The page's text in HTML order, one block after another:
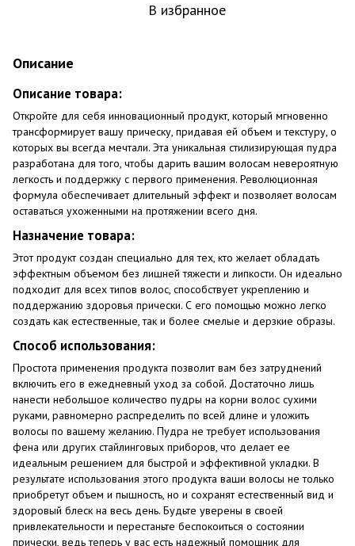
В избранное
Описание
Описание товара:
Откройте для себя инновационный продукт, который мгновенно
трансформирует вашу прическу, придавая ей объем и текстуру, о
которых вы всегда мечтали. Эта уникальная стилизирующая пудра
разработана для того, чтобы дарить вашим волосам невероятную
легкость и поддержку с первого применения. Революционная
формула обеспечивает длительный эффект и позволяет волосам
оставаться ухоженными на протяжении всего дня.
Назначение товара:
Этот продукт создан специально для тех, кто желает обладать
эффектным объемом без лишней тяжести и липкости. Он идеально
подходит для всех типов волос, способствует укреплению и
поддержанию здоровья прически. С его помощью можно легко
создать как естественные, так и более смелые и дерзкие образы.
Способ использования:
Простота применения продукта позволит вам без затруднений
включить его в ежедневный уход за собой. Достаточно лишь
нанести небольшое количество пудры на корни волос сухими
руками, равномерно распределить по всей длине и уложить
волосы по вашему желанию. Пудра не требует использования
фена или других стайлинговых приборов, что делает ее
идеальным решением для быстрой и эффективной укладки. В
результате использования этого продукта ваши волосы не только
приобретут объем и пышность, но и сохранят естественный вид и
здоровый блеск на весь день. Будьте уверены в своей
привлекательности и перестаньте беспокоиться о состоянии
прически, ведь теперь у вас есть надежный помощник для